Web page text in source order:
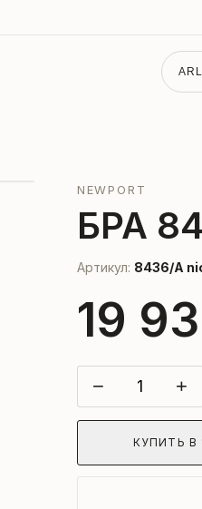
NEWPORT
БРА
Артикул: 8436/A
19
− +
КУПИТЬ В